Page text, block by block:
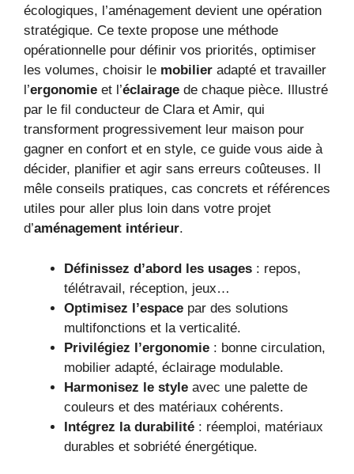
écologiques, l’aménagement devient une opération
stratégique. Ce texte propose une méthode
opérationnelle pour définir vos priorités, optimiser
les volumes, choisir le mobilier adapté et travailler
l’ergonomie et l’éclairage de chaque pièce. Illustré
par le fil conducteur de Clara et Amir, qui
transforment progressivement leur maison pour
gagner en confort et en style, ce guide vous aide à
décider, planifier et agir sans erreurs coûteuses. Il
mêle conseils pratiques, cas concrets et références
utiles pour aller plus loin dans votre projet
d’aménagement intérieur.
Définissez d’abord les usages : repos,
télétravail, réception, jeux…
Optimisez l’espace par des solutions
multifonctions et la verticalité.
Privilégiez l’ergonomie : bonne circulation,
mobilier adapté, éclairage modulable.
Harmonisez le style avec une palette de
couleurs et des matériaux cohérents.
Intégrez la durabilité : réemploi, matériaux
durables et sobriété énergétique.